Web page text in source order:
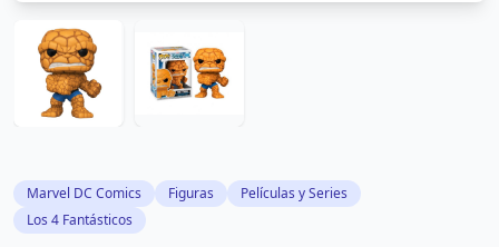
Marvel DC Comics Figuras
Películas y Series
Los 4 Fantásticos